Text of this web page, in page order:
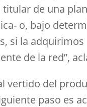
titular de una
o, bajo
si la adquirimos
de la red”,
vertido del
paso es